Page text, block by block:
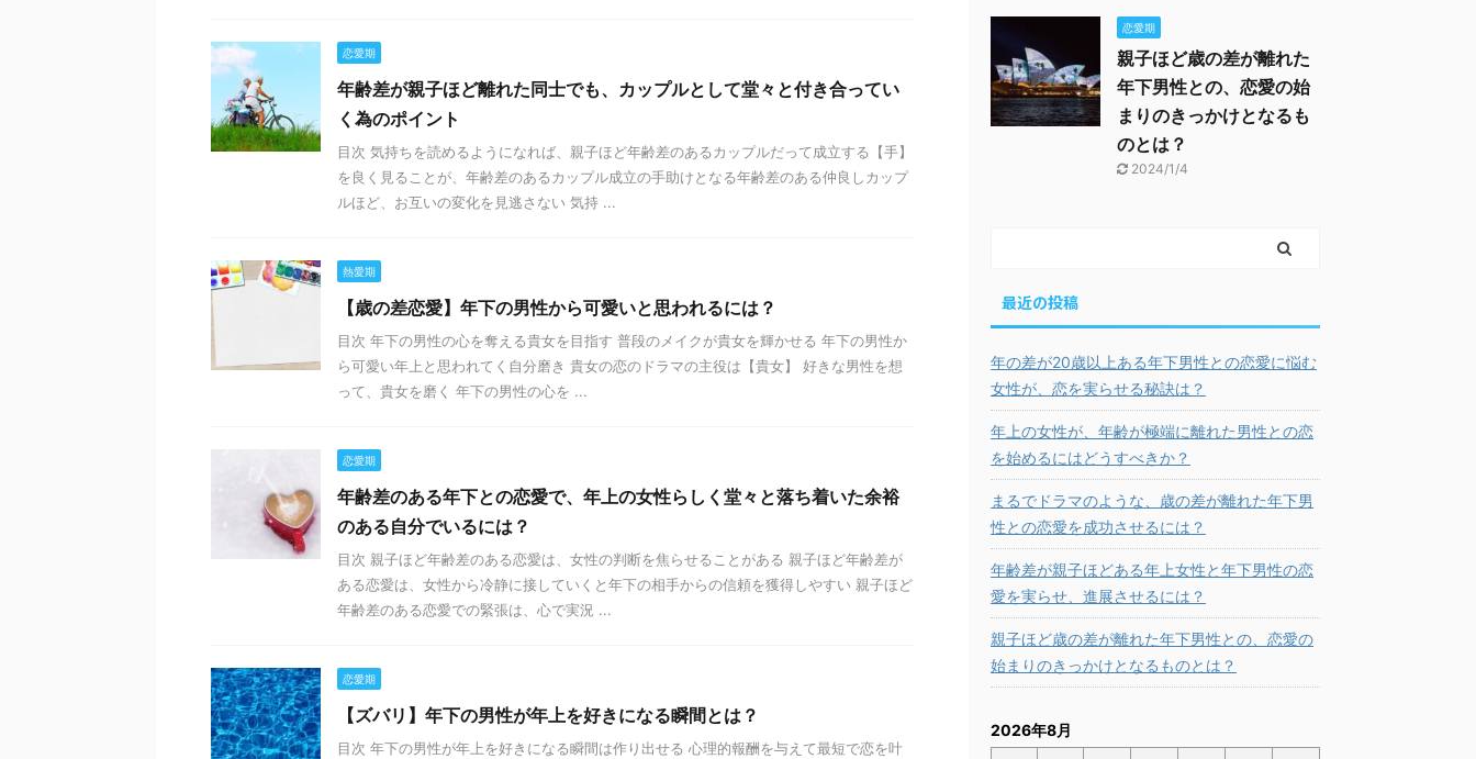
恋愛期
年齢差が親子ほど離れた同士でも、カップルとして堂々と付き合ってい
く為のポイント
目次 気持ちを読めるようになれば、親子ほど年齢差のあるカップルだって成立する【手】
を良く見ることが、年齢差のあるカップル成立の手助けとなる年齢差のある仲良しカップ
ルほど、お互いの変化を見逃さない 気持 ...
熱愛期
【歳の差恋愛】年下の男性から可愛いと思われるには？
目次 年下の男性の心を奪える貴女を目指す 普段のメイクが貴女を輝かせる 年下の男性か
ら可愛い年上と思われてく自分磨き 貴女の恋のドラマの主役は【貴女】 好きな男性を想
って、貴女を磨く 年下の男性の心を ...
恋愛期
年齢差のある年下との恋愛で、年上の女性らしく堂々と落ち着いた余裕
のある自分でいるには？
目次 親子ほど年齢差のある恋愛は、女性の判断を焦らせることがある 親子ほど年齢差が
ある恋愛は、女性から冷静に接していくと年下の相手からの信頼を獲得しやすい 親子ほど
年齢差のある恋愛での緊張は、心で実況 ...
恋愛期
【ズバリ】年下の男性が年上を好きになる瞬間とは？
目次 年下の男性が年上を好きになる瞬間は作り出せる 心理的報酬を与えて最短で恋を叶
恋愛期
親子ほど歳の差が離れた
年下男性との、恋愛の始
まりのきっかけとなるも
のとは？
2024/1/4
最近の投稿
年の差が20歳以上ある年下男性との恋愛に悩む
女性が、恋を実らせる秘訣は？
年上の女性が、年齢が極端に離れた男性との恋
を始めるにはどうすべきか？
まるでドラマのような、歳の差が離れた年下男
性との恋愛を成功させるには？
年齢差が親子ほどある年上女性と年下男性の恋
愛を実らせ、進展させるには？
親子ほど歳の差が離れた年下男性との、恋愛の
始まりのきっかけとなるものとは？
2026年8月